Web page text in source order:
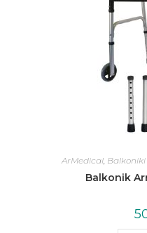
ArMedical,
Balkonik